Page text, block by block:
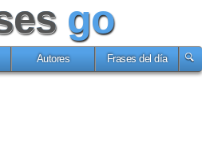
go
Autores Frases del día